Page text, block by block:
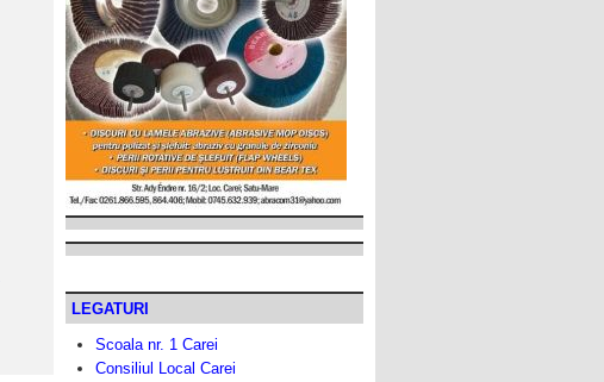
LEGATURI
Scoala nr. 1 Carei
Consiliul Local Carei